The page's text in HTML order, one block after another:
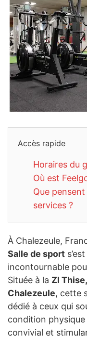
Accès rapide
Horaires du
Où est
Que
services ?
À Chalezeule,
Salle de sport
incontournable
Située à la ZI
Chalezeule, cette
dédié à ceux qui
condition
convivial et